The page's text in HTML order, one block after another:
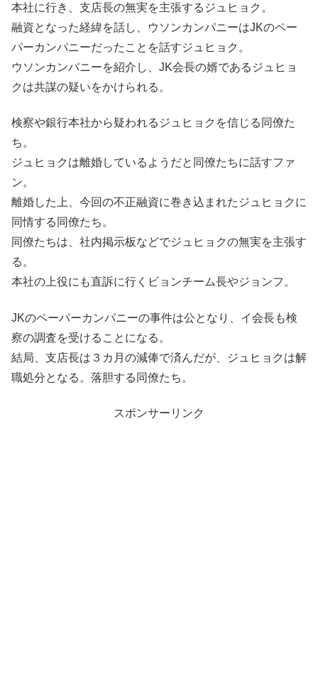
本社に行き、支店長の無実を主張するジュヒョク。
融資となった経緯を話し、ウソンカンパニーはJKのペー
パーカンパニーだったことを話すジュヒョク。
ウソンカンパニーを紹介し、JK会長の婿であるジュヒョ
クは共謀の疑いをかけられる。
検察や銀行本社から疑われるジュヒョクを信じる同僚た
ち。
ジュヒョクは離婚しているようだと同僚たちに話すファ
ン。
離婚した上、今回の不正融資に巻き込まれたジュヒョクに
同情する同僚たち。
同僚たちは、社内掲示板などでジュヒョクの無実を主張す
る。
本社の上役にも直訴に行くビョンチーム長やジョンフ。
JKのペーパーカンパニーの事件は公となり、イ会長も検
察の調査を受けることになる。
結局、支店長は３カ月の減俸で済んだが、ジュヒョクは解
職処分となる。落胆する同僚たち。
スポンサーリンク